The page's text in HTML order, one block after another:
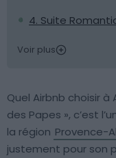
4. Suite
Voir plus
Quel Airbnb choisir à
des Papes », c’est
la région Provence-
justement pour son